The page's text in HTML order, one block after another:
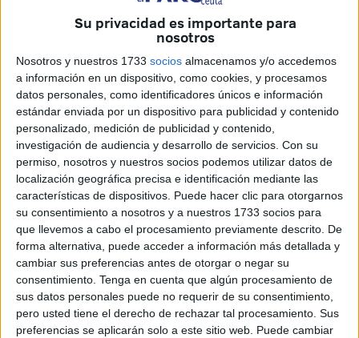
Su privacidad es importante para
nosotros
Nosotros y nuestros 1733 socios almacenamos y/o accedemos
a información en un dispositivo, como cookies, y procesamos
datos personales, como identificadores únicos e información
estándar enviada por un dispositivo para publicidad y contenido
personalizado, medición de publicidad y contenido,
investigación de audiencia y desarrollo de servicios. Con su
permiso, nosotros y nuestros socios podemos utilizar datos de
localización geográfica precisa e identificación mediante las
características de dispositivos. Puede hacer clic para otorgarnos
su consentimiento a nosotros y a nuestros 1733 socios para
que llevemos a cabo el procesamiento previamente descrito. De
forma alternativa, puede acceder a información más detallada y
cambiar sus preferencias antes de otorgar o negar su
consentimiento. Tenga en cuenta que algún procesamiento de
sus datos personales puede no requerir de su consentimiento,
pero usted tiene el derecho de rechazar tal procesamiento. Sus
preferencias se aplicarán solo a este sitio web. Puede cambiar
Internacional contra el Bullying o Acoso Escolar, con el
objetivo de concienciar sobre el riesgo del acoso escolar
Debido a las preocupantes cifras que arrojan diversos
estudios nacionales e internacionales sobre el aumento de
casos de víctimas de bullying y su estrecha relación con el
aumento de suicidios entre nuestros adolescentes, desde
ANPE queremos concienciar sobre esta lacra que
persigue a nuestros centros educativos en los últimos
años.
Datos recientes de la ONG 'Internacional Bullying Sin
Fronteras', señalan que siete de cada diez niños en
nuestro país sufren acoso escolar, mientras que la Unesco
lo sitúa en uno de cada tres en el mundo. Dicha diferencia
debe tener como consecuencia ineludible la aplicación